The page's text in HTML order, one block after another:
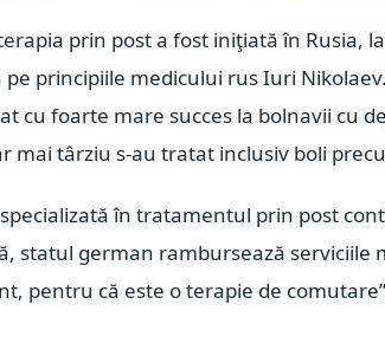
prin post a fost iniţiată în Rusia,
principiile medicului rus Iuri Nikolaev.
cu foarte mare succes la bolnavii cu
târziu s-au tratat inclusiv boli
în tratamentul prin post
statul german rambursează serviciile
pentru că este o terapie de